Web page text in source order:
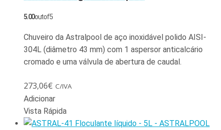
5.00out of 5
Chuveiro da Astralpool de aço inoxidável polido AISI-
304L (diâmetro 43 mm) com 1 aspersor anticalcário
cromado e uma válvula de abertura de caudal.
273,06€ C/IVA
Adicionar
Vista Rápida